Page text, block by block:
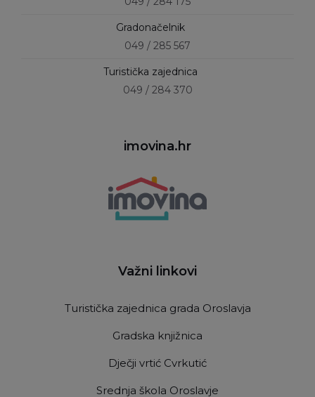
Gradonačelnik
049 / 285 567
Turistička zajednica
049 / 284 370
imovina.hr
Važni linkovi
Turistička zajednica grada Oroslavja
Gradska knjižnica
Dječji vrtić Cvrkutić
Srednja škola Oroslavje